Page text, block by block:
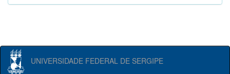
UNIVERSIDADE FEDERAL DE SERGIPE